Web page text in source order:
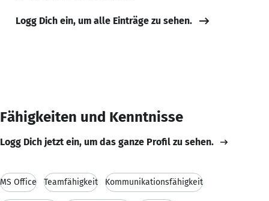
Logg Dich ein, um alle Einträge zu sehen.
Fähigkeiten und Kenntnisse
Logg Dich jetzt ein, um das ganze Profil zu sehen.
MS Office Teamfähigkeit Kommunikationsfähigkeit